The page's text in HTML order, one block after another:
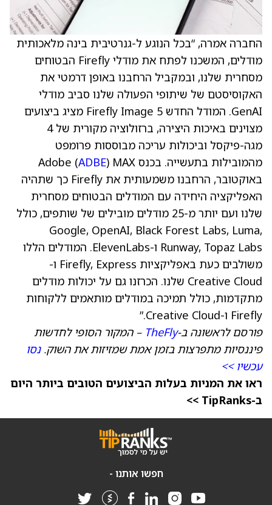
החברה אמרה, “בכל הנוגע ל-גנרטיבית בינה מלאכותית
מודלים, המשכנו לפתח את מודלי Firefly הבטוחים
מסחרית שלנו, ובמקביל הרחבנו באופן דרמטי את
האקוסיסטם של שיתופי הפעולה שלנו סביב מודלי
GenAI. המודל החדש Firefly Image 5 מציג ביצועים
מצוינים באיכות היצירה, ברזולוציה מקורית של 4
מגה-פיקסל וביכולות עריכה מבוססות פרומפט
מהמובילות בתעשייה. בכנס Adobe (
ADBE) MAX
באוקטובר, הרחבנו משמעותית את Firefly כך שתהיה
האפליקציה היחידה עם המודלים הבטוחים מסחרית
שלנו ועם יותר מ-25 מודלים מובילים של שותפים, כולל
Google, OpenAI, Black Forest Labs, Luma,
Runway, Topaz Labs ו-ElevenLabs. המודלים הללו
משולבים כעת באפליקציות Firefly, Express ו-
Creative Cloud שלנו. הכרזנו גם על יכולות מודלים
מתקדמות, כולל תמיכה במודלים מותאמים ללקוחות
Firefly ו-Creative Cloud.”
פורסם לראשונה ב-TheFly – המקור הסופי לחדשות
פיננסיות מתפרצות בזמן אמת שמזיזות את השוק.נסו
עכשיו >>
ראו את המניות בעלות הביצועים הטובים ביותר היום
ב-TipRanks >>
חפשו אותנו -